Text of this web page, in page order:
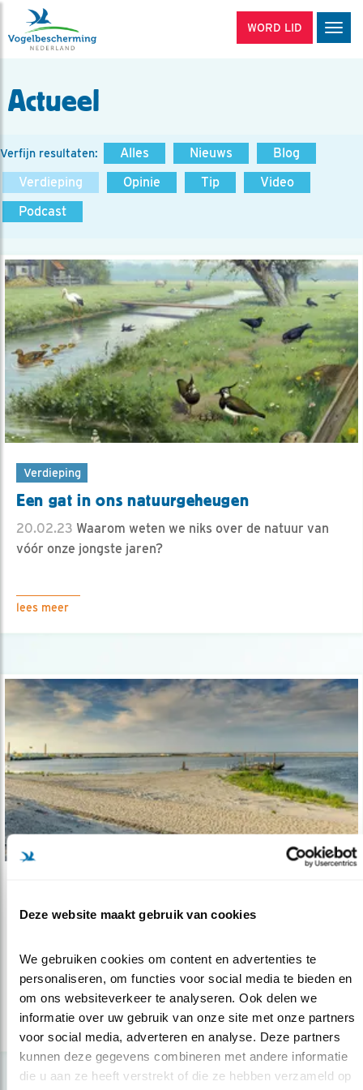
Deze website maakt gebruik van cookies
We gebruiken cookies om content en advertenties te
personaliseren, om functies voor social media te bieden en
om ons websiteverkeer te analyseren. Ook delen we
informatie over uw gebruik van onze site met onze partners
voor social media, adverteren en analyse. Deze partners
kunnen deze gegevens combineren met andere informatie
die u aan ze heeft verstrekt of die ze hebben verzameld op
WORD LID
Actueel
Verfijn resultaten: Alles Nieuws
Blog
Verdieping
Opinie Tip
Video
Podcast
Verdieping
Een gat in ons natuurgeheugen
20.02.23 Waarom weten we niks over de natuur van
vóór onze jongste jaren?
lees meer
Natuur krijgt grotere rol in ruimtelijke..
inrichting Nederland. Goed voor ..
lees meer